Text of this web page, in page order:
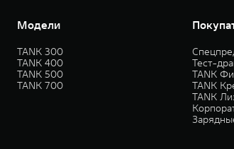
Модели
TANK 300
TANK 400
TANK 500
TANK 700
Тест-
TANK
TANK
TANK